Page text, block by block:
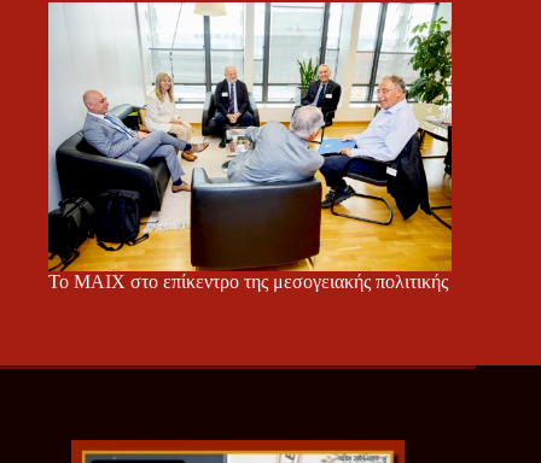
Το ΜΑΙΧ στο επίκεντρο της μεσογειακής πολιτικής